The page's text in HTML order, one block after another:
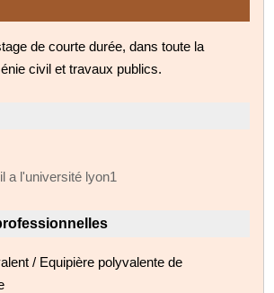
de courte durée, dans toute la
civil et travaux publics.
a l'université lyon1
/ Equipière polyvalente de